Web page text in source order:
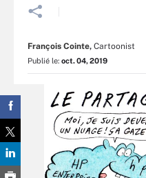
François Cointe, Cartoonist
Publié le: oct. 04, 2019